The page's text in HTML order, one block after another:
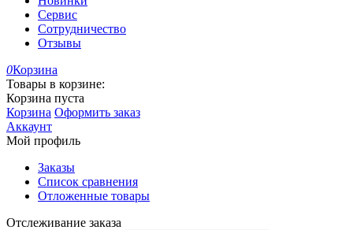
Сервис
Сотрудничество
Отзывы
0Корзина
Товары в корзине:
Корзина пуста
Корзина Оформить заказ
Аккаунт
Мой профиль
Заказы
Список сравнения
Отложенные товары
Отслеживание заказа